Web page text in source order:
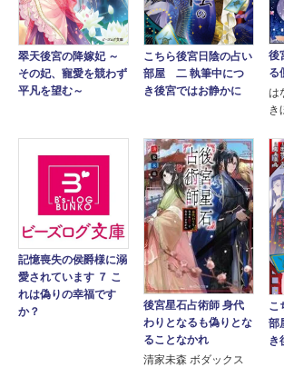
翠天後宮の降嫁妃 ～
その妃、寵愛を競わず
平凡を望む～
こちら後宮日陰の占い
部屋 二 執筆中につ
き後宮ではお静かに
後
る
は
き
記憶喪失の侯爵様に溺
愛されています ７ こ
れは偽りの幸福です
か？
後宮星石占術師 身代
わりとなるも偽りとな
ることなかれ
清家未森 ボダックス
こ
部
き